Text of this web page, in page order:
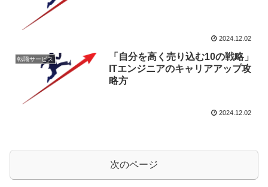
2024.12.02
転職サービス
「自分を高く売り込む10の戦略」
ITエンジニアのキャリアアップ攻
略方
2024.12.02
次のページ